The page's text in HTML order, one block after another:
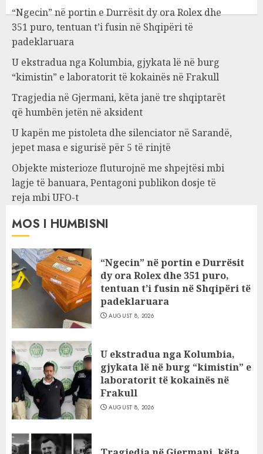
“Ngecin” në portin e Durrësit dy ora Rolex dhe
351 puro, tentuan t’i fusin në Shqipëri të
padeklaruara
U ekstradua nga Kolumbia, gjykata lë në burg
“kimistin” e laboratorit të kokainës në Frakull
Tragjedia në Gjermani, këta janë tre shqiptarët
që humbën jetën në aksident
U kapën me pistoleta dhe silenciator në Sarandë,
jepet masa e sigurisë për 5 të rinjtë
Objekte misterioze fluturojnë me shpejtësi mbi
lagje të banuara, Pentagoni publikon dosje të
reja mbi UFO-t
MOS I HUMBISNI
“Ngecin” në portin e Durrësit
dy ora Rolex dhe 351 puro,
tentuan t’i fusin në Shqipëri të
padeklaruara
AUGUST 8, 2026
U ekstradua nga Kolumbia,
gjykata lë në burg “kimistin” e
laboratorit të kokainës në
Frakull
AUGUST 8, 2026